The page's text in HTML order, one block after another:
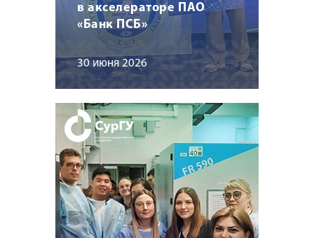
в акселераторе ПАО
«Банк ПСБ»
30 июня 2026